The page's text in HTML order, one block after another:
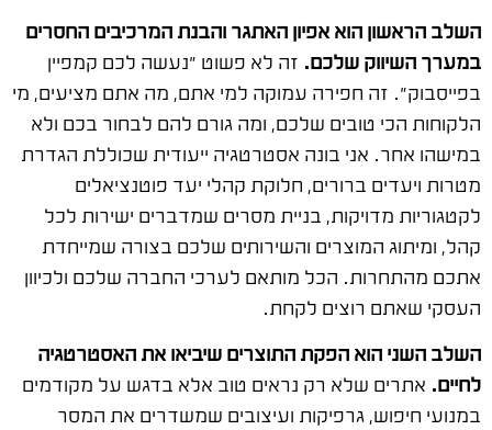
השלב הראשון הוא אפיון האתגר והבנת המרכיבים החסרים
במערך השיווק שלכם. זה לא פשוט "נעשה לכם קמפיין
בפייסבוק". זה חפירה עמוקה למי אתם, מה אתם מציעים, מי
הלקוחות הכי טובים שלכם, ומה גורם להם לבחור בכם ולא
במישהו אחר. אני בונה אסטרטגיה ייעודית שכוללת הגדרת
מטרות ויעדים ברורים, חלוקת קהלי יעד פוטנציאלים
לקטגוריות מדויקות, בניית מסרים שמדברים ישירות לכל
קהל, ומיתוג המוצרים והשירותים שלכם בצורה שמייחדת
אתכם מהתחרות. הכל מותאם לערכי החברה שלכם ולכיוון
העסקי שאתם רוצים לקחת.
השלב השני הוא הפקת התוצרים שיביאו את האסטרטגיה
לחיים. אתרים שלא רק נראים טוב אלא בדגש על מקודמים
במנועי חיפוש, גרפיקות ועיצובים שמשדרים את המסר